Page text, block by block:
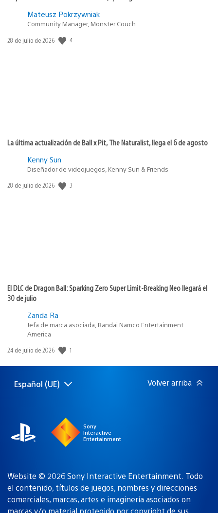
Mateusz Pokrzywniak
Community Manager, Monster Couch
Fecha
28 de julio de 2026 4
La última actualización de Ball x Pit, The Naturalist, llega el 6 de agosto
Kenny Sun
Diseñador de videojuegos, Kenny Sun & Friends
Fecha
28 de julio de 2026 3
El DLC de Dragon Ball: Sparking Zero Super Limit-Breaking Neo llegará el
30 de julio
Zanda Ra
Jefa de marca asociada, Bandai Namco Entertainment
America
Fecha
publicación:
24 de julio de 2026 1
Selecciona
una
Región
actual:
Español (UE) Volver arriba
Sony
Interactive
Entertainment
Website © 2026 Sony Interactive Entertainment. Todo
el contenido, títulos de juegos, nombres y direcciones
comerciales, marcas, artes e imaginería asociados on
marcas y/o material protegido por copyright de sus